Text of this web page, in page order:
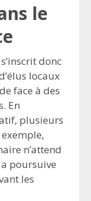
le
donc
locaux
face à des
En
plusieurs
n’attend
poursuive
les